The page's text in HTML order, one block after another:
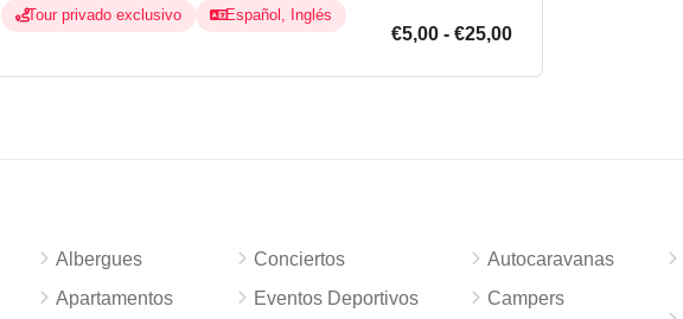
Tour privado exclusivo Español, Inglés
€5,00 - €25,00
Albergues
Apartamentos
Conciertos
Eventos Deportivos
Autocaravanas
Campers